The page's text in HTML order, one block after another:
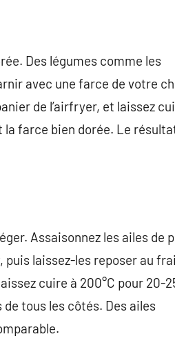
Des légumes comme les
avec une farce de votre
de l’airfryer, et laissez
la farce bien dorée. Le
Assaisonnez les ailes de
puis laissez-les reposer au
cuire à 200°C pour 20-
tous les côtés. Des ailes